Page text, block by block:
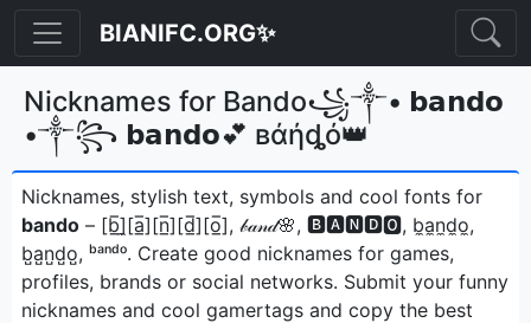
BIANIFC.ORG✨
Nicknames for Bando꧁༒• 𝗯𝗮𝗻𝗱𝗼
•༒꧂ 𝗯𝗮𝗻𝗱𝗼💕 вάήȡό👑
Nicknames, stylish text, symbols and cool fonts for
bando – [b̲̅]̼[a̲̅][n̲̅][d̲̅][o̲̅], 𝒷𝒶𝓃𝒹🌸, 🅱🅰🅽🅳🅾, b̼a̼n̼d̼o̼,
b̺a̺n̺d̺o̺, ᵇᵃⁿᵈᵒㅤ. Create good nicknames for games,
profiles, brands or social networks. Submit your funny
nicknames and cool gamertags and copy the best